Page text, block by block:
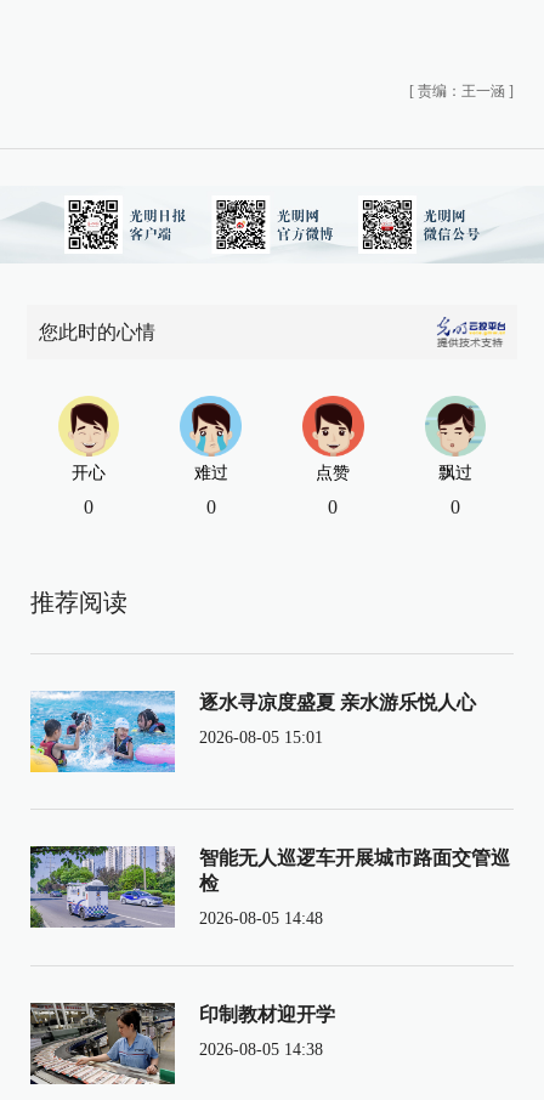
[ 责编：王一涵 ]
您此时的心情
开心
0
难过
0
点赞
0
飘过
0
推荐阅读
逐水寻凉度盛夏 亲水游乐悦人心
2026-08-05 15:01
智能无人巡逻车开展城市路面交管巡
检
2026-08-05 14:48
印制教材迎开学
2026-08-05 14:38